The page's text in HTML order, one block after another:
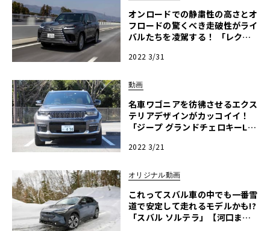
オンロードでの静粛性の高さとオ
フロードの驚くべき走破性がライ
バルたちを凌駕する！ 「レクサ
ンプレッション】
2022 3/31
動画
名車ワゴニアを彷彿させるエクス
テリアデザインがカッコイイ！
「ジープ グランドチェロキーL」
ション】
2022 3/21
オリジナル動画
これってスバル車の中でも一番雪
道で安定して走れるモデルかも!?
「スバル ソルテラ」【河口まな